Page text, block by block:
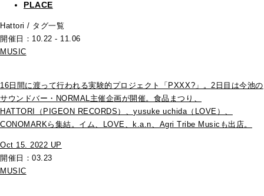
PLACE
Hattori / タグ一覧
開催日：10.22 - 11.06
MUSIC
16日間に渡って行われる実験的プロジェクト「PXXX?」。2日目は今池の
サウンドバー・NORMAL主催企画が開催。食品まつり、
HATTORI（PIGEON RECORDS）、yusuke uchida（LOVE）、
CONOMARKら集結。イム、LOVE、k.a.n、Agri Tribe Musicも出店。
Oct 15. 2022 UP
開催日：03.23
MUSIC